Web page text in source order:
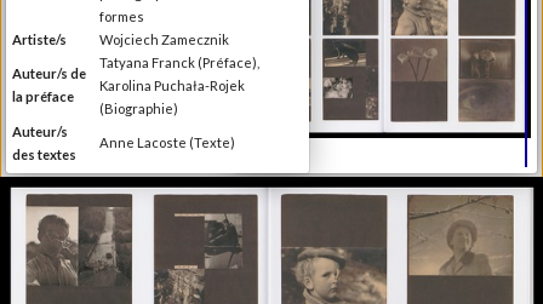
formes
Artiste/s
Wojciech Zamecznik
Auteur/s de
la préface
Tatyana Franck (Préface),
Karolina Puchała-Rojek
(Biographie)
Auteur/s
des textes
Anne Lacoste (Texte)
Editeur
Les éditions Noir sur Blanc
Lieu
d'édition
Lausanne
Date
d'édition
2016
Publié à l'occasion de